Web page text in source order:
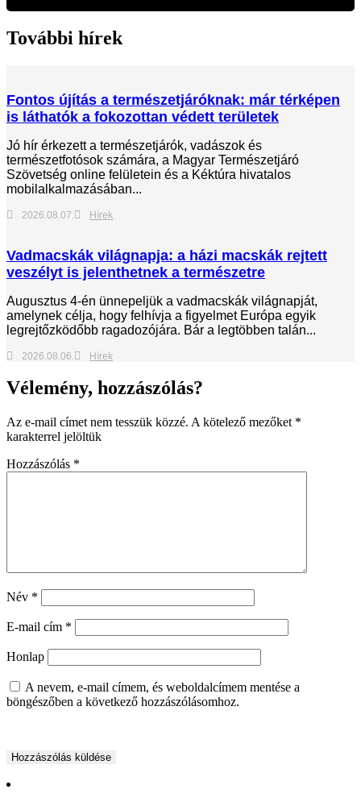
További hírek
Fontos újítás a természetjáróknak: már térképen
is láthatók a fokozottan védett területek
Jó hír érkezett a természetjárók, vadászok és
természetfotósok számára, a Magyar Természetjáró
Szövetség online felületein és a Kéktúra hivatalos
mobilalkalmazásában...
2026.08.07. Hírek
Vadmacskák világnapja: a házi macskák rejtett
veszélyt is jelenthetnek a természetre
Augusztus 4-én ünnepeljük a vadmacskák világnapját,
amelynek célja, hogy felhívja a figyelmet Európa egyik
legrejtőzködőbb ragadozójára. Bár a legtöbben talán...
2026.08.06. Hírek
Vélemény, hozzászólás?
Az e-mail címet nem tesszük közzé. A kötelező mezőket *
karakterrel jelöltük
Hozzászólás *
Név *
E-mail cím *
Honlap
A nevem, e-mail címem, és weboldalcímem mentése a
böngészőben a következő hozzászólásomhoz.